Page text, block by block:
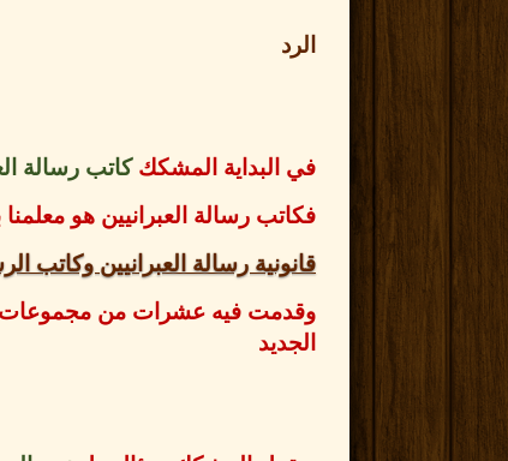
الرد
في البداية المشكككاتب رسالة
فكاتب رسالة العبرانيين هو
قانونية رسالة العبرانيين وكاتب
وقدمت فيه عشرات من مجموعات
الجديد